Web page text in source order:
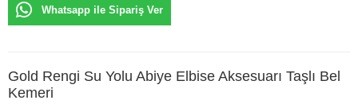
Whatsapp ile Sipariş Ver
Gold Rengi Su Yolu Abiye Elbise Aksesuarı Taşlı Bel
Kemeri